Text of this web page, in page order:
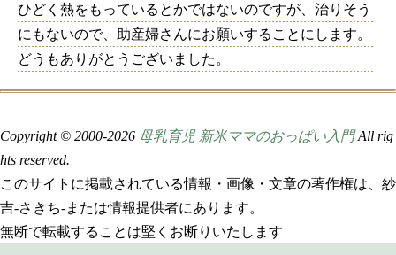
ひどく熱をもっているとかではないのですが、治りそう
にもないので、助産婦さんにお願いすることにします。
どうもありがとうございました。
Copyright © 2000-2026 母乳育児 新米ママのおっぱい入門All rig
hts reserved.
このサイトに掲載されている情報・画像・文章の著作権は、紗
吉-さきち-または情報提供者にあります。
無断で転載することは堅くお断りいたします